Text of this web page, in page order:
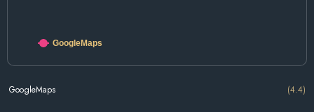
GoogleMaps
GoogleMaps (4.4)